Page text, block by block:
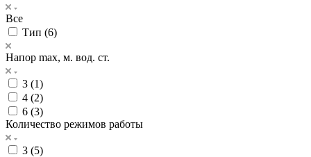
Все
Тип (6)
Напор max, м. вод. ст.
3 (1)
4 (2)
6 (3)
Количество режимов работы
3 (5)